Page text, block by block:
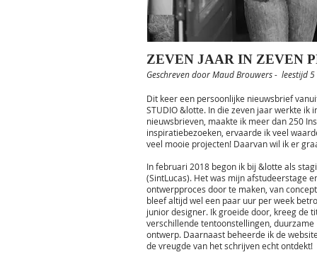
ZEVEN JAAR IN ZEVEN
Geschreven door Maud Brouwers - leestijd
Dit keer een persoonlijke nieuwsbrief
STUDIO &lotte. In die zeven jaar werkte ik
nieuwsbrieven, maakte ik meer dan 250
inspiratiebezoeken, ervaarde ik veel
veel mooie projecten! Daarvan wil ik er
In februari 2018 begon ik bij &lotte als
(SintLucas). Het was mijn afstudeerstage
ontwerpproces door te maken, van
bleef altijd wel een paar uur per week
junior designer. Ik groeide door, kreeg de
verschillende tentoonstellingen,
ontwerp. Daarnaast beheerde ik de
de vreugde van het schrijven echt ontdekt!